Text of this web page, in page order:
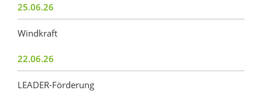
25.06.26
Windkraft
22.06.26
LEADER-Förderung